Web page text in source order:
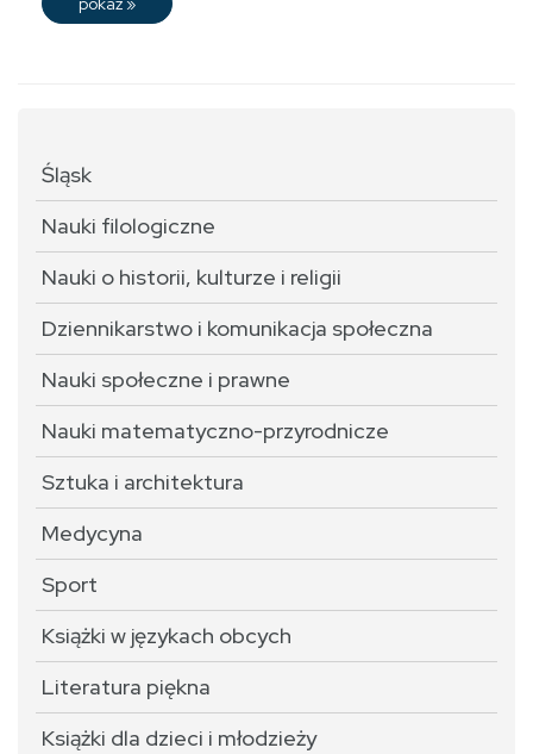
Śląsk
Nauki filologiczne
Nauki o historii, kulturze i religii
Dziennikarstwo i komunikacja społeczna
Nauki społeczne i prawne
Nauki matematyczno-przyrodnicze
Sztuka i architektura
Medycyna
Sport
Książki w językach obcych
Literatura piękna
Książki dla dzieci i młodzieży